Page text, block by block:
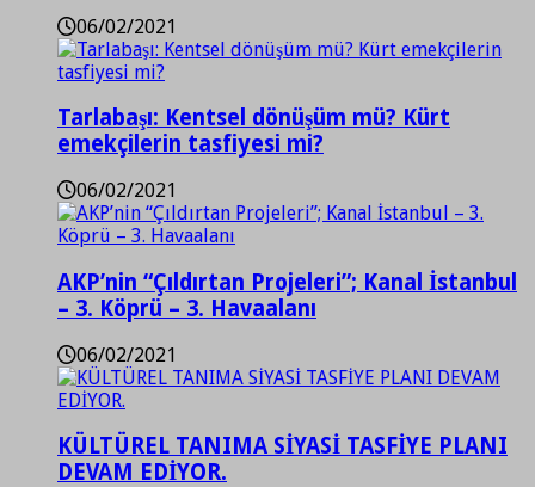
06/02/2021
Tarlabaşı: Kentsel dönüşüm mü? Kürt
emekçilerin tasfiyesi mi?
06/02/2021
AKP’nin “Çıldırtan Projeleri”; Kanal İstanbul
– 3. Köprü – 3. Havaalanı
06/02/2021
KÜLTÜREL TANIMA SİYASİ TASFİYE PLANI
DEVAM EDİYOR.